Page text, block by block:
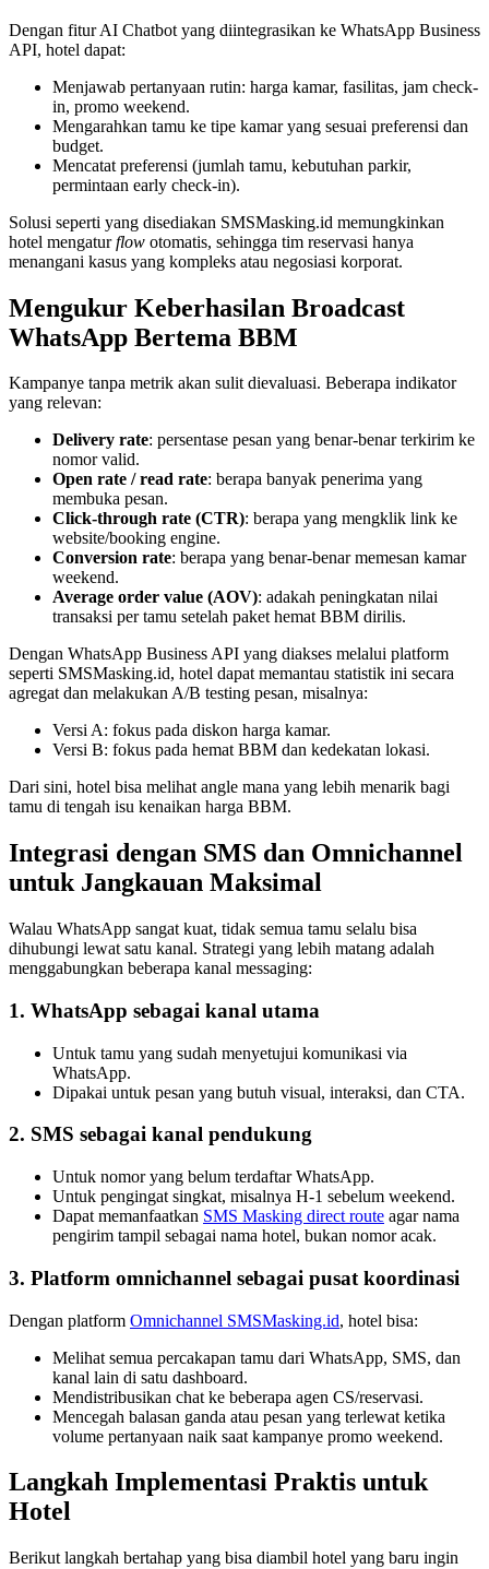
Dengan fitur AI Chatbot yang diintegrasikan ke WhatsApp Business
API, hotel dapat:
Menjawab pertanyaan rutin: harga kamar, fasilitas, jam check-
in, promo weekend.
Mengarahkan tamu ke tipe kamar yang sesuai preferensi dan
budget.
Mencatat preferensi (jumlah tamu, kebutuhan parkir,
permintaan early check-in).
Solusi seperti yang disediakan SMSMasking.id memungkinkan
hotel mengatur flow otomatis, sehingga tim reservasi hanya
menangani kasus yang kompleks atau negosiasi korporat.
Mengukur Keberhasilan Broadcast
WhatsApp Bertema BBM
Kampanye tanpa metrik akan sulit dievaluasi. Beberapa indikator
yang relevan:
Delivery rate: persentase pesan yang benar-benar terkirim ke
nomor valid.
Open rate / read rate: berapa banyak penerima yang
membuka pesan.
Click-through rate (CTR): berapa yang mengklik link ke
website/booking engine.
Conversion rate: berapa yang benar-benar memesan kamar
weekend.
Average order value (AOV): adakah peningkatan nilai
transaksi per tamu setelah paket hemat BBM dirilis.
Dengan WhatsApp Business API yang diakses melalui platform
seperti SMSMasking.id, hotel dapat memantau statistik ini secara
agregat dan melakukan A/B testing pesan, misalnya:
Versi A: fokus pada diskon harga kamar.
Versi B: fokus pada hemat BBM dan kedekatan lokasi.
Dari sini, hotel bisa melihat angle mana yang lebih menarik bagi
tamu di tengah isu kenaikan harga BBM.
Integrasi dengan SMS dan Omnichannel
untuk Jangkauan Maksimal
Walau WhatsApp sangat kuat, tidak semua tamu selalu bisa
dihubungi lewat satu kanal. Strategi yang lebih matang adalah
menggabungkan beberapa kanal messaging:
1. WhatsApp sebagai kanal utama
Untuk tamu yang sudah menyetujui komunikasi via
WhatsApp.
Dipakai untuk pesan yang butuh visual, interaksi, dan CTA.
2. SMS sebagai kanal pendukung
Untuk nomor yang belum terdaftar WhatsApp.
Untuk pengingat singkat, misalnya H-1 sebelum weekend.
Dapat memanfaatkan SMS Masking direct route agar nama
pengirim tampil sebagai nama hotel, bukan nomor acak.
3. Platform omnichannel sebagai pusat koordinasi
Dengan platform Omnichannel SMSMasking.id, hotel bisa:
Melihat semua percakapan tamu dari WhatsApp, SMS, dan
kanal lain di satu dashboard.
Mendistribusikan chat ke beberapa agen CS/reservasi.
Mencegah balasan ganda atau pesan yang terlewat ketika
volume pertanyaan naik saat kampanye promo weekend.
Langkah Implementasi Praktis untuk
Hotel
Berikut langkah bertahap yang bisa diambil hotel yang baru ingin